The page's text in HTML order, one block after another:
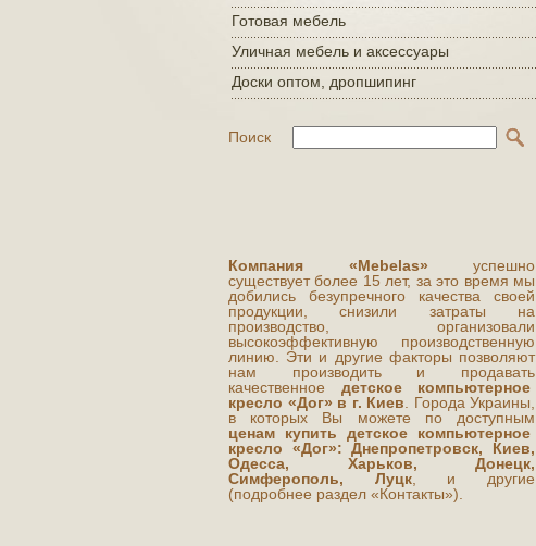
Готовая мебель
Уличная мебель и аксессуары
Доски оптом, дропшипинг
Поиск
Компания «Mebelas» успешно
существует более 15 лет, за это время мы
добились безупречного качества своей
продукции, снизили затраты на
производство, организовали
высокоэффективную производственную
линию. Эти и другие факторы позволяют
нам производить и продавать
качественное детское компьютерное
кресло «Дог» в г. Киев . Города Украины,
в которых Вы можете по доступным
ценам купить детское компьютерное
кресло «Дог»: Днепропетровск, Киев,
Одесса, Харьков, Донецк,
Симферополь, Луцк, и другие
(подробнее раздел «Контакты»).